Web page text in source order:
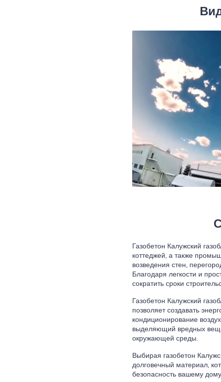
Газобетон Калужский
коттеджей, а также
возведения стен,
Благодаря легкости и
сократить сроки
Газобетон Калужский
позволяет создавать
кондиционирование
выделяющий вредных
окружающей среды.
Выбирая газобетон
долговечный материал,
безопасность вашему